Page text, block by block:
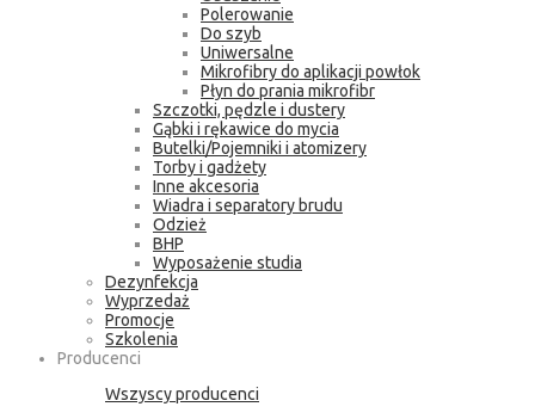
Polerowanie
Do szyb
Uniwersalne
Mikrofibry do aplikacji powłok
Płyn do prania mikrofibr
Szczotki, pędzle i dustery
Gąbki i rękawice do mycia
Butelki/Pojemniki i atomizery
Torby i gadżety
Inne akcesoria
Wiadra i separatory brudu
Odzież
BHP
Wyposażenie studia
Dezynfekcja
Wyprzedaż
Promocje
Szkolenia
Producenci
Wszyscy producenci